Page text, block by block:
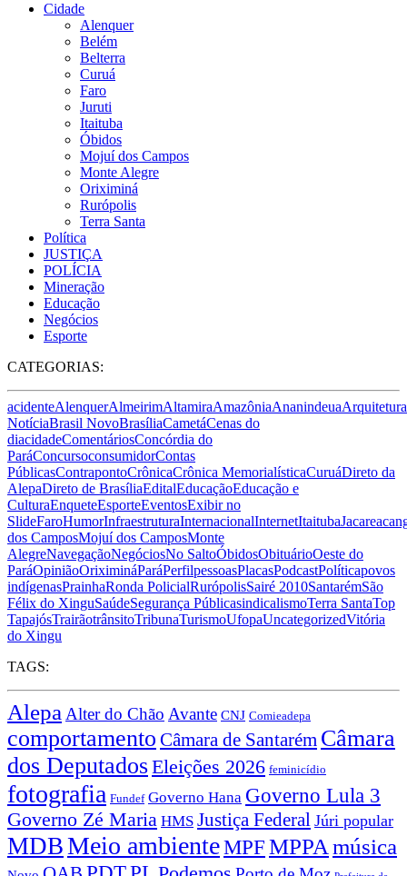
Cidade
Alenquer
Belém
Belterra
Curuá
Faro
Juruti
Itaituba
Óbidos
Mojuí dos Campos
Monte Alegre
Oriximiná
Rurópolis
Terra Santa
Política
JUSTIÇA
POLÍCIA
Mineração
Educação
Negócios
Esporte
CATEGORIAS:
acidenteAlenquerAlmeirimAltamiraAmazôniaAnanindeuaArquitetura
NotíciaBrasil NovoBrasíliaCametáCenas do
diacidadeComentáriosConcórdia do
ParáConcursoconsumidorContas
PúblicasContrapontoCrônicaCrônica MemorialísticaCuruáDireto da
AlepaDireto de BrasíliaEditalEducaçãoEducação e
CulturaEnqueteEsporteEventosExibir no
SlideFaroHumorInfraestruturaInternacionalInternetItaituba
dos CamposMojuí dos CamposMonte
AlegreNavegaçãoNegóciosNo SaltoÓbidosObituárioOeste do
ParáOpiniãoOriximináParáPerfilpessoasPlacasPodcastPolíticapovos
indígenasPrainhaRonda PolicialRurópolisSairé 2010SantarémSão
Félix do XinguSaúdeSegurança PúblicasindicalismoTerra SantaTop
TapajósTrairãotrânsitoTribunaTurismoUfopaUncategorizedVitória
do Xingu
TAGS:
Alepa Alter do Chão Avante CNJ Comieadepa
comportamento Câmara de Santarém Câmara
dos DeputadosEleições 2026 feminicídio
fotografia Fundef Governo Hana Governo Lula 3
Governo Zé Maria HMS Justiça Federal Júri popular
MDBMeio ambienteMPFMPPA música